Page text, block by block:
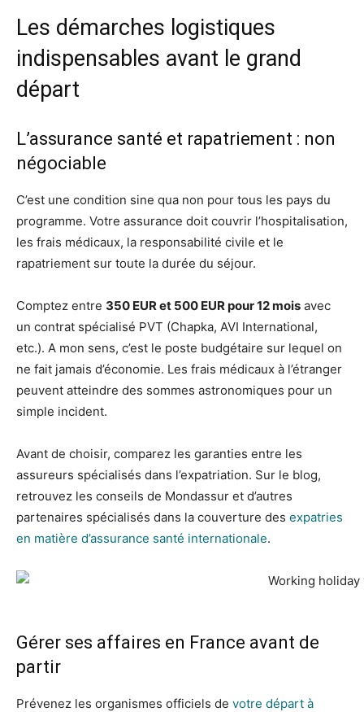
Les démarches logistiques
indispensables avant le grand
départ
L’assurance santé et rapatriement : non
négociable
C’est une condition sine qua non pour tous les pays du
programme. Votre assurance doit couvrir l’hospitalisation,
les frais médicaux, la responsabilité civile et le
rapatriement sur toute la durée du séjour.
Comptez entre 350 EUR et 500 EUR pour 12 mois avec
un contrat spécialisé PVT (Chapka, AVI International,
etc.). A mon sens, c’est le poste budgétaire sur lequel on
ne fait jamais d’économie. Les frais médicaux à l’étranger
peuvent atteindre des sommes astronomiques pour un
simple incident.
Avant de choisir, comparez les garanties entre les
assureurs spécialisés dans l’expatriation. Sur le blog,
retrouvez les conseils de Mondassur et d’autres
partenaires spécialisés dans la couverture des expatries
en matière d’assurance santé internationale.
Gérer ses affaires en France avant de
partir
Prévenez les organismes officiels de votre départ à